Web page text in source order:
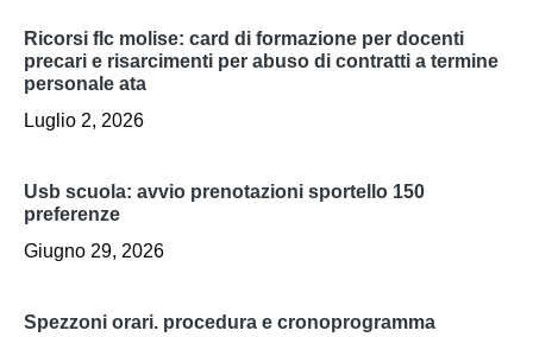
ricorsi flc molise: card di formazione per docenti
precari e risarcimenti per abuso di contratti a termine
personale ata
Luglio 2, 2026
usb scuola: avvio prenotazioni sportello 150
preferenze
Giugno 29, 2026
spezzoni orari. procedura e cronoprogramma